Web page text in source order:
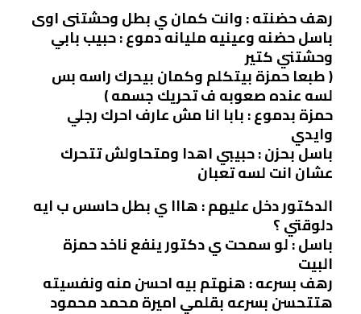
رهف حضنته : وانت كمان ي بطل وحشتنى اوى
باسل حضنه وعينيه مليانه دموع : حبيب بابي
وحشتني كتير
( طبعا حمزة بيتكلم وكمان بيحرك راسه بس
لسه عنده صعوبه ف تحريك جسمه )
حمزة بدموع : بابا انا مش عارف احرك رجلي
وايدي
باسل بحزن : حبيبي اهدا ومتحاولش تتحرك
عشان انت لسه تعبان
الدكتور دخل عليهم : هااا ي بطل حاسس ب ايه
دلوقتي ؟
باسل : لو سمحت ي دكتور ينفع ناخد حمزة
البيت
رهف بسرعه : هنهتم بيه احسن منه ونفسيته
هتتحسن بسرعه بقلمي اميرة محمد محمود